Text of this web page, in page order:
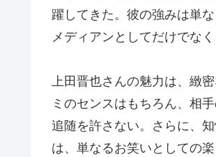
躍してきた。彼の強みは単
メディアンとしてだけでな
上田晋也さんの魅力は、緻
ミのセンスはもちろん、相
追随を許さない。さらに、
は、単なるお笑いとしての